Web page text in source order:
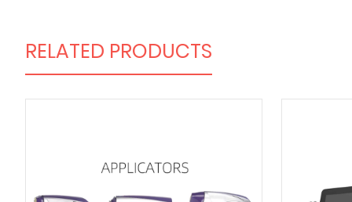
RELATED PRODUCTS